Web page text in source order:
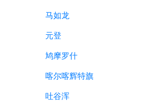
马如龙
元登
鸠摩罗什
喀尔喀辉特旗
吐谷浑